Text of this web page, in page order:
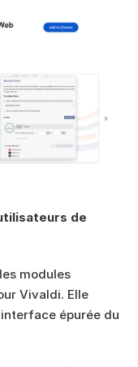
de
modules
Vivaldi. Elle
épurée du